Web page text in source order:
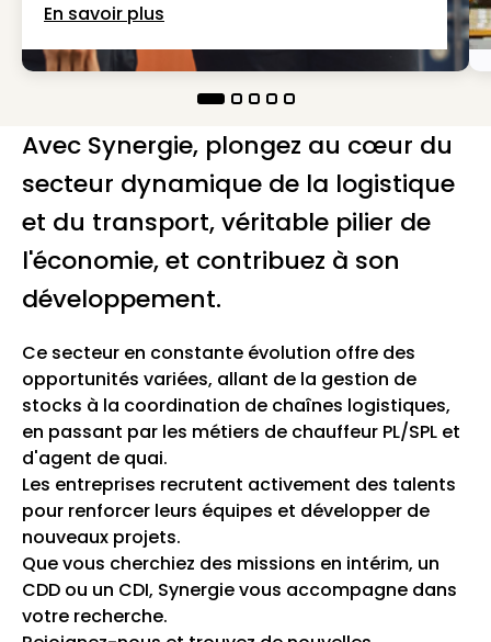
En savoir plus
Avec Synergie, plongez au cœur du
secteur dynamique de la logistique
et du transport, véritable pilier de
l'économie, et contribuez à son
développement.
Ce secteur en constante évolution offre des
opportunités variées, allant de la gestion de
stocks à la coordination de chaînes logistiques,
en passant par les métiers de chauffeur PL/SPL et
d'agent de quai.
Les entreprises recrutent activement des talents
pour renforcer leurs équipes et développer de
nouveaux projets.
Que vous cherchiez des missions en intérim, un
CDD ou un CDI, Synergie vous accompagne dans
votre recherche.